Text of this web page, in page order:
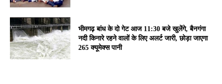
भीमगढ़ बांध के दो गेट आज 11:30 बजे खुलेंगे, बैनगंगा
नदी किनारे रहने वालों के लिए अलर्ट जारी, छोड़ा जाएगा
265 क्यूमेक्स पानी